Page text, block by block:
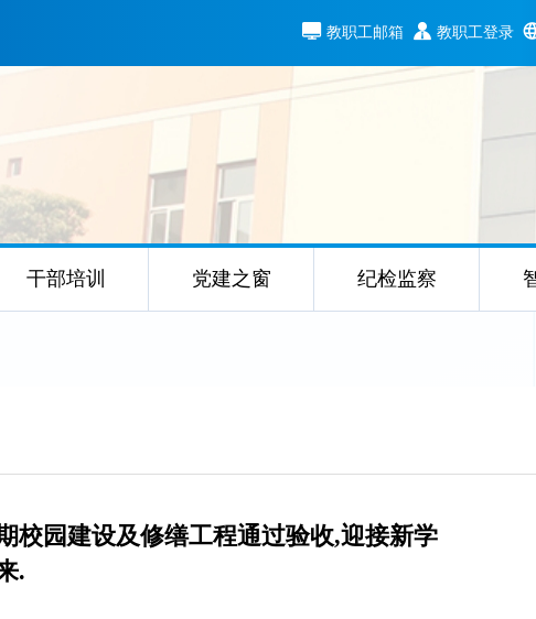
教职工邮箱 教职工登录
干部培训 党建之窗 纪检监察
校园建设及修缮工程通过验收,迎接新学
.